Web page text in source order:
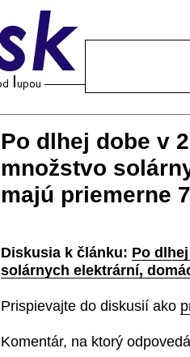
Po dlhej dobe v
množstvo
majú priemerne
Diskusia k článku: Po
solárnych elektrární,
Prispievajte do diskusií ako
Komentár, na ktorý